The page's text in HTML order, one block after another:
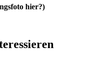
hier?)